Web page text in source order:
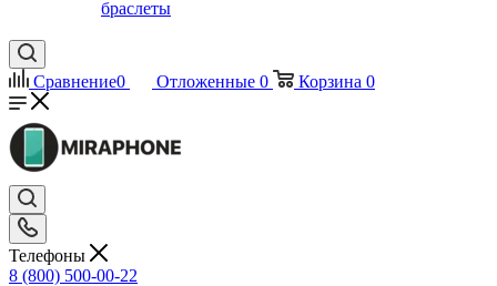
браслеты
Сравнение0 Отложенные 0 Корзина 0
Телефоны
8 (800) 500-00-22